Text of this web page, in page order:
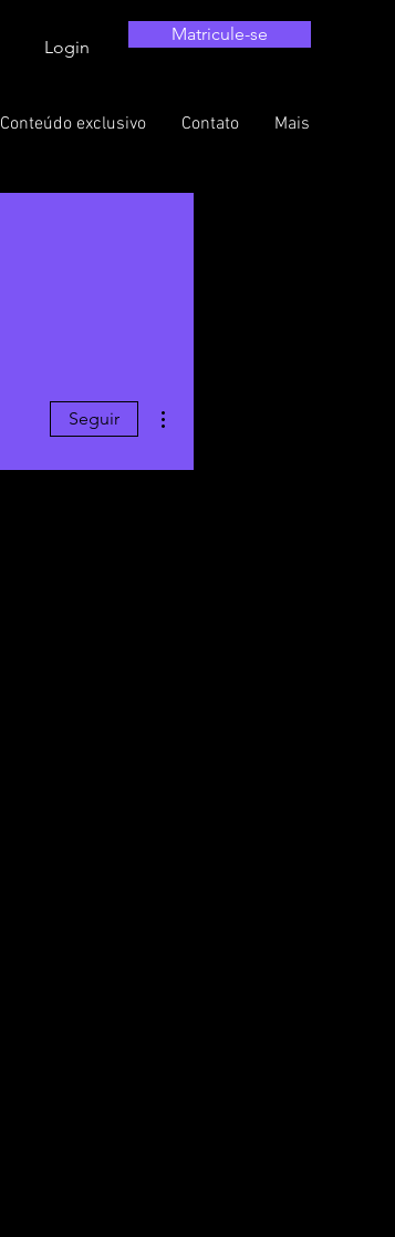
Login
Matricule-se
Conteúdo exclusivo Contato Mais
Seguir